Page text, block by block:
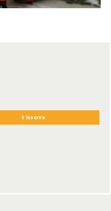
S'inscrire